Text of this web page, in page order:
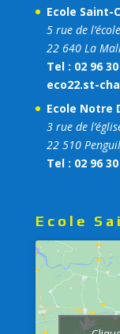
Ecole Saint-
5 rue de l’école
22 640 La
Tel : 02 96
eco22.st-
Ecole Notre
3 rue de
22 510
Tel : 02 96
Ecole